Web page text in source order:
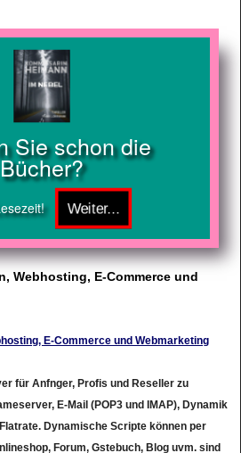
Sie schon die
Bücher?
Webhosting, E-Commerce und
E-Commerce und Webmarketing
für Anfnger, Profis und Reseller zu
E-Mail (POP3 und IMAP), Dynamik
Dynamische Scripte können per
Forum, Gstebuch, Blog uvm. sind